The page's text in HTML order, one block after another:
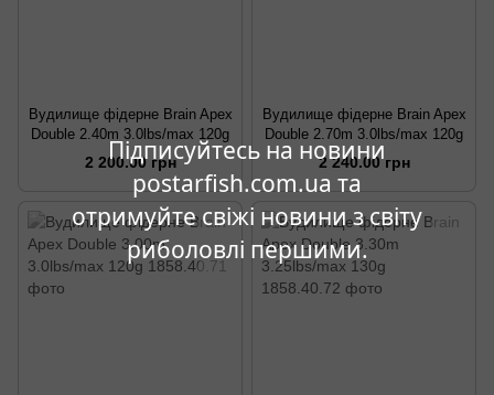
Підписуйтесь на новини
postarfish.com.ua та
отримуйте свіжі новини з світу
риболовлі першими.
Вудилище фідерне Brain Apex
Double 2.40m 3.0lbs/max 120g
2 200.00 грн
Вудилище фідерне Brain Apex
Double 2.70m 3.0lbs/max 120g
2 240.00 грн